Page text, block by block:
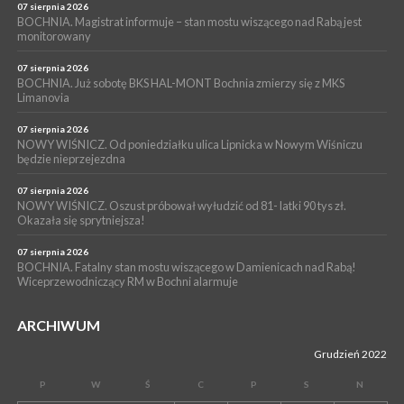
Z BOCHNI NA JASNĄ GÓRĘ. Drugi dzień wędrówki [ZDJĘCIA]
WYDARZENIA
NASZ NEWS. Powstał Komitet Ochrony Ładu
Przestrzennego Miasta Bochnia. To odpowiedź na działania
magistratu
07 sierpnia 2026
BOCHNIA. Magistrat informuje – stan mostu wiszącego nad Rabą jest
monitorowany
07 sierpnia 2026
BOCHNIA. Już sobotę BKS HAL-MONT Bochnia zmierzy się z MKS
Limanovia
07 sierpnia 2026
NOWY WIŚNICZ. Od poniedziałku ulica Lipnicka w Nowym Wiśniczu
będzie nieprzejezdna
07 sierpnia 2026
NOWY WIŚNICZ. Oszust próbował wyłudzić od 81- latki 90 tys zł.
Okazała się sprytniejsza!
07 sierpnia 2026
BOCHNIA. Fatalny stan mostu wiszącego w Damienicach nad Rabą!
Wiceprzewodniczący RM w Bochni alarmuje
ARCHIWUM
Grudzień 2022
P W Ś C P S N